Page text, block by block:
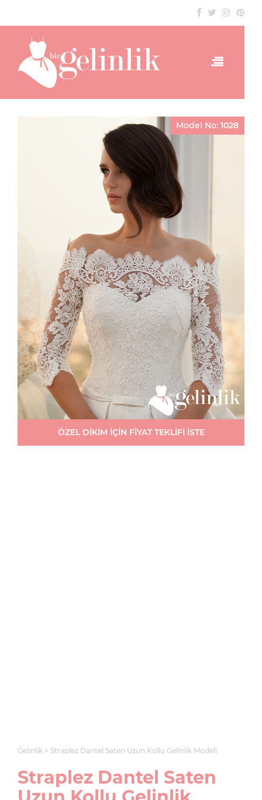
Model No: 1028
ÖZEL DİKİM İÇİN FİYAT TEKLİFİ İSTE
Gelinlik Straplez Dantel Saten Uzun Kollu Gelinlik Modeli
Straplez Dantel Saten